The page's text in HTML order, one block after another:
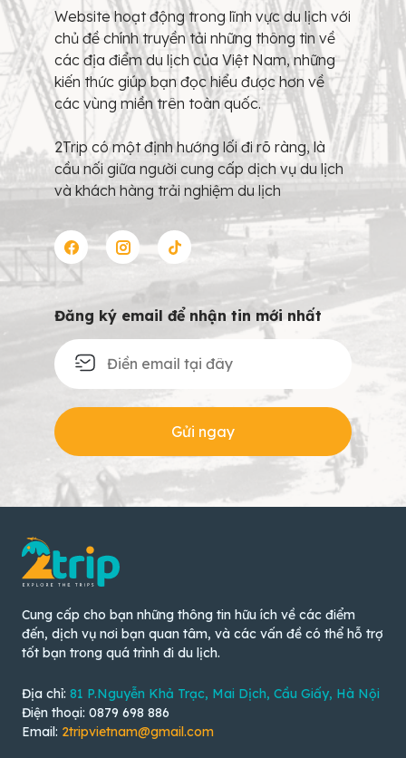
Website hoạt động trong lĩnh vực du lịch với
chủ đề chính truyền tải những thông tin về
các địa điểm du lịch của Việt Nam, những
kiến thức giúp bạn đọc hiểu được hơn về
các vùng miền trên toàn quốc.
2Trip có một định hướng lối đi rõ ràng, là
cầu nối giữa người cung cấp dịch vụ du lịch
và khách hàng trải nghiệm du lịch
Đăng ký email để nhận tin mới nhất
Gửi ngay
Cung cấp cho bạn những thông tin hữu ích về các điểm
đến, dịch vụ nơi bạn quan tâm, và các vấn đề có thể hỗ trợ
tốt bạn trong quá trình đi du lịch.
Địa chỉ: 81 P.Nguyễn Khả Trạc, Mai Dịch, Cầu Giấy, Hà Nội
Điện thoại: 0879 698 886
Email: 2tripvietnam@gmail.com